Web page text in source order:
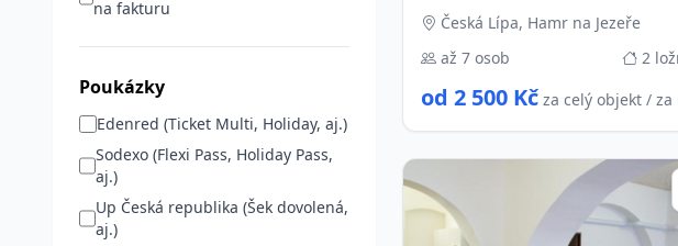
na fakturu
Poukázky
Edenred (Ticket Multi, Holiday, aj.)
Sodexo (Flexi Pass, Holiday Pass,
aj.)
Up Česká republika (Šek dovolená,
aj.)
Česká Lípa, Hamr na Jezeře
až 7 osob
2
od 2 500 Kč za celý objekt / za